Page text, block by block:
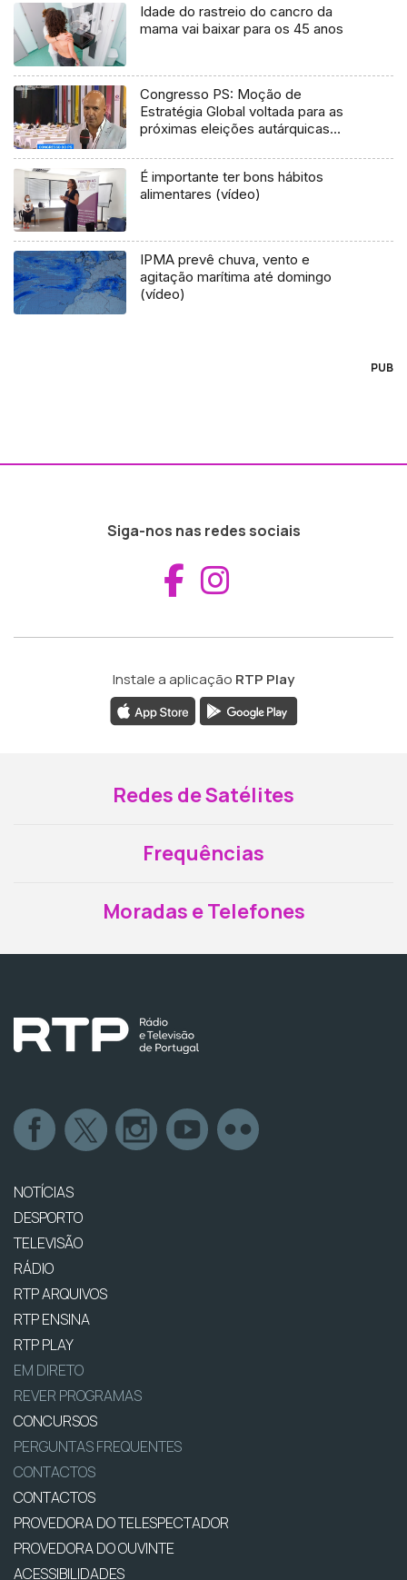
Idade do rastreio do cancro da
mama vai baixar para os 45 anos
Congresso PS: Moção de
Estratégia Global voltada para as
próximas eleições autárquicas
É importante ter bons hábitos
alimentares (vídeo)
IPMA prevê chuva, vento e
agitação marítima até domingo
(vídeo)
PUB
Siga-nos nas redes sociais
Aceder ao
Instale a aplicação RTP Play
Redes de Satélites
Frequências
Moradas e Telefones
NOTÍCIAS
DESPORTO
TELEVISÃO
RÁDIO
RTP ARQUIVOS
RTP ENSINA
RTP PLAY
EM DIRETO
REVER PROGRAMAS
CONCURSOS
PERGUNTAS FREQUENTES
CONTACTOS
CONTACTOS
PROVEDORA DO TELESPECTADOR
PROVEDORA DO OUVINTE
ACESSIBILIDADES